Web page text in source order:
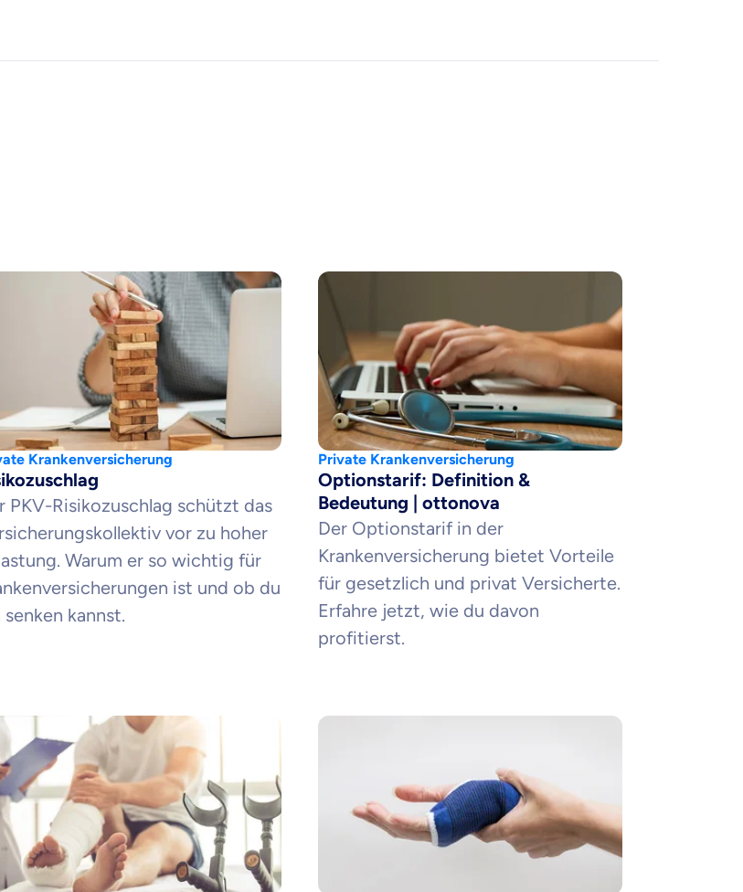
Krankenversicherung
PKV-Risikozuschlag schützt das
vor zu hoher
Warum er so wichtig für
ist und ob du
senken kannst.
Private Krankenversicherung
Optionstarif: Definition &
Bedeutung | ottonova
Der Optionstarif in der
Krankenversicherung bietet Vorteile
für gesetzlich und privat Versicherte.
Erfahre jetzt, wie du davon
profitierst.
ist, dass du
für uns entscheidest.
Markt